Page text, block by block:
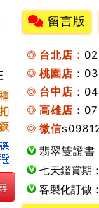
留言版
台北店：
桃園店 ：
台中店 ：
高雄店 ：
微信
翡翠雙證書
七天鑑賞期
客製化訂做